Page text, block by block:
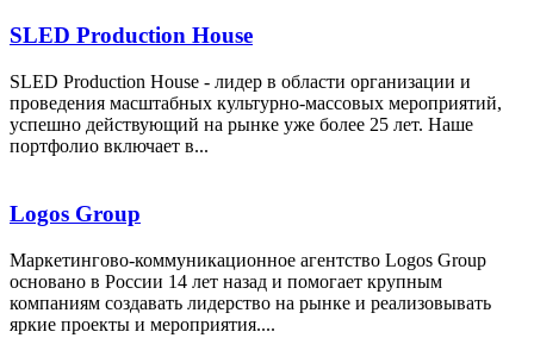
SLED Production House
SLED Production House - лидер в области организации и
проведения масштабных культурно-массовых мероприятий,
успешно действующий на рынке уже более 25 лет. Наше
портфолио включает в...
Logos Group
Маркетингово-коммуникационное агентство Logos Group
основано в России 14 лет назад и помогает крупным
компаниям создавать лидерство на рынке и реализовывать
яркие проекты и мероприятия....